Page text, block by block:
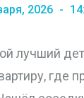
2026
лучший
где